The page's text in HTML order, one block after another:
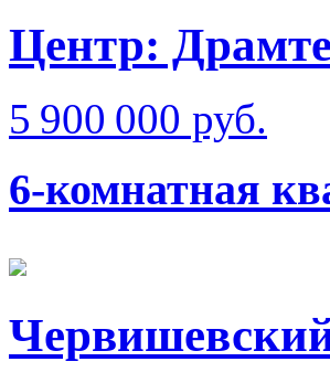
Центр:
5 900 000 руб.
6-комнатная